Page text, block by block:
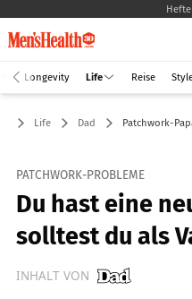
Hefte
Longevity Life Reise
Life Dad Patchwork-
PATCHWORK-PROBLEME
Du hast eine
solltest du als
INHALT VON